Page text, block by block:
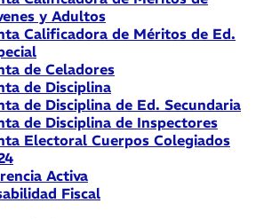
y Adultos
Calificadora de Méritos de Ed.
de Celadores
de Disciplina
de Disciplina de Ed. Secundaria
de Disciplina de Inspectores
Electoral Cuerpos Colegiados
Activa
Fiscal